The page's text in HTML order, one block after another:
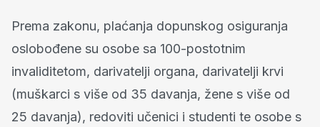
Prema zakonu, plaćanja dopunskog osiguranja
oslobođene su osobe sa 100-postotnim
invaliditetom, darivatelji organa, darivatelji krvi
(muškarci s više od 35 davanja, žene s više od
25 davanja), redoviti učenici i studenti te osobe s